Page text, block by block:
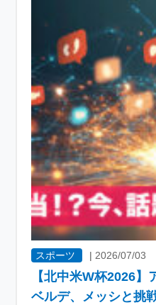
スポーツ |2026/07/03
【北中米W杯2026
ベルデ、メッシと挑